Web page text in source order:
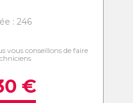
: 246
vous conseillons de faire
€